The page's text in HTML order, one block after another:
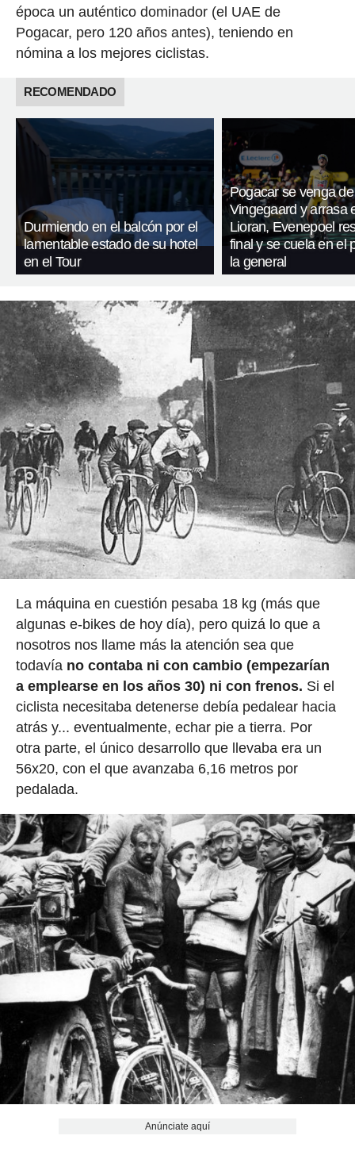
época un auténtico dominador (el UAE de
Pogacar, pero 120 años antes), teniendo en
nómina a los mejores ciclistas.
RECOMENDADO
Durmiendo en el balcón por el
lamentable estado de su hotel
en el Tour
Pogacar se venga de
Vingegaard y arrasa
Lioran, Evenepoel
final y se cuela en el
la general
La máquina en cuestión pesaba 18 kg (más que
algunas e-bikes de hoy día), pero quizá lo que a
nosotros nos llame más la atención sea que
todavía no contaba ni con cambio (empezarían
a emplearse en los años 30) ni con frenos. Si el
ciclista necesitaba detenerse debía pedalear hacia
atrás y... eventualmente, echar pie a tierra. Por
otra parte, el único desarrollo que llevaba era un
56x20, con el que avanzaba 6,16 metros por
pedalada.
Anúnciate aquí